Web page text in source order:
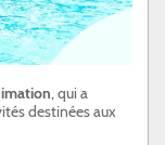
, qui a
destinées aux